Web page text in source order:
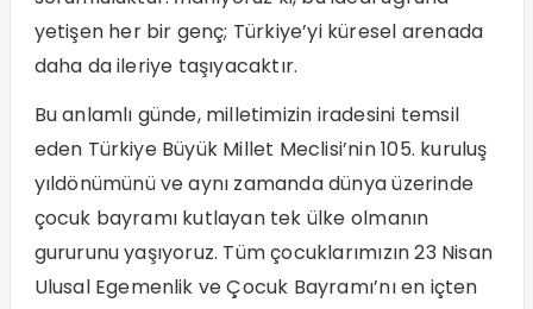
yetişen her bir genç; Türkiye’yi küresel arenada
daha da ileriye taşıyacaktır.
Bu anlamlı günde, milletimizin iradesini temsil
eden Türkiye Büyük Millet Meclisi’nin 105. kuruluş
yıldönümünü ve aynı zamanda dünya üzerinde
çocuk bayramı kutlayan tek ülke olmanın
gururunu yaşıyoruz. Tüm çocuklarımızın 23 Nisan
Ulusal Egemenlik ve Çocuk Bayramı’nı en içten